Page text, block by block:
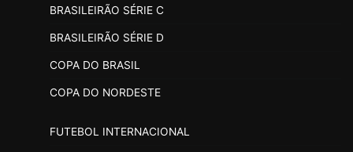
BRASILEIRÃO SÉRIE C
BRASILEIRÃO SÉRIE D
COPA DO BRASIL
COPA DO NORDESTE
FUTEBOL INTERNACIONAL